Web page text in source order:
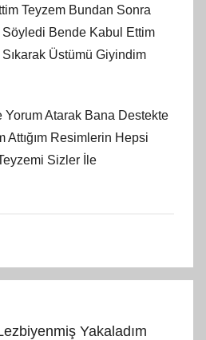
Teyzem Bundan Sonra
Bende Kabul Ettim
Üstümü Giyindim
Atarak Bana Destekte
Attığım Resimlerin Hepsi
Sizler İle
Yakaladım